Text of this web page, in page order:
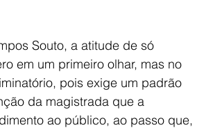
Souto, a atitude de só
em um primeiro olhar, mas no
pois exige um padrão
da magistrada que a
ao público, ao passo que,